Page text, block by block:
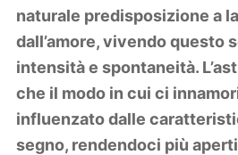
naturale predisposizione a
dall’amore, vivendo questo
intensità e spontaneità.
che il modo in cui ci
influenzato dalle
segno, rendendoci più